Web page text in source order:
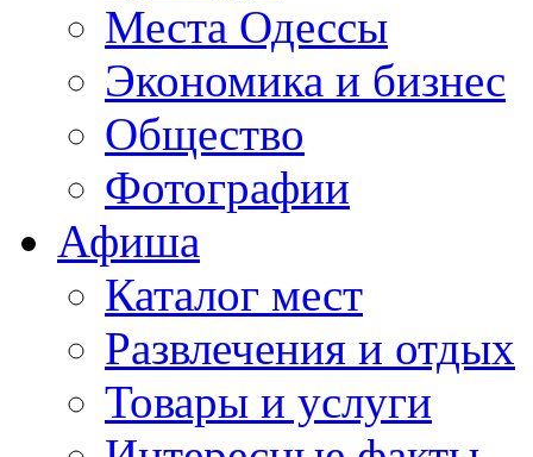
Места Одессы
Экономика и бизнес
Общество
Фотографии
Афиша
Каталог мест
Развлечения и отдых
Товары и услуги